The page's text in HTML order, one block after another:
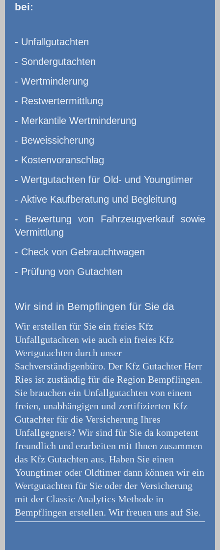
bei:
- Unfallgutachten
- Sondergutachten
- Wertminderung
- Restwertermittlung
- Merkantile Wertminderung
- Beweissicherung
- Kostenvoranschlag
- Wertgutachten für Old- und Youngtimer
- Aktive Kaufberatung und Begleitung
- Bewertung von Fahrzeugverkauf sowie
Vermittlung
- Check von Gebrauchtwagen
- Prüfung von Gutachten
Wir sind in Bempflingen für Sie da
Wir erstellen für Sie ein freies Kfz
Unfallgutachten wie auch ein freies Kfz
Wertgutachten durch unser
Sachverständigenbüro. Der Kfz Gutachter Herr
Ries ist zuständig für die Region Bempflingen.
Sie brauchen ein Unfallgutachten von einem
freien, unabhängigen und zertifizierten Kfz
Gutachter für die Versicherung Ihres
Unfallgegners? Wir sind für Sie da kompetent
freundlich und erarbeiten mit Ihnen zusammen
das Kfz Gutachten aus. Haben Sie einen
Youngtimer oder Oldtimer dann können wir ein
Wertgutachten für Sie oder der Versicherung
mit der Classic Analytics Methode in
Bempflingen erstellen. Wir freuen uns auf Sie.